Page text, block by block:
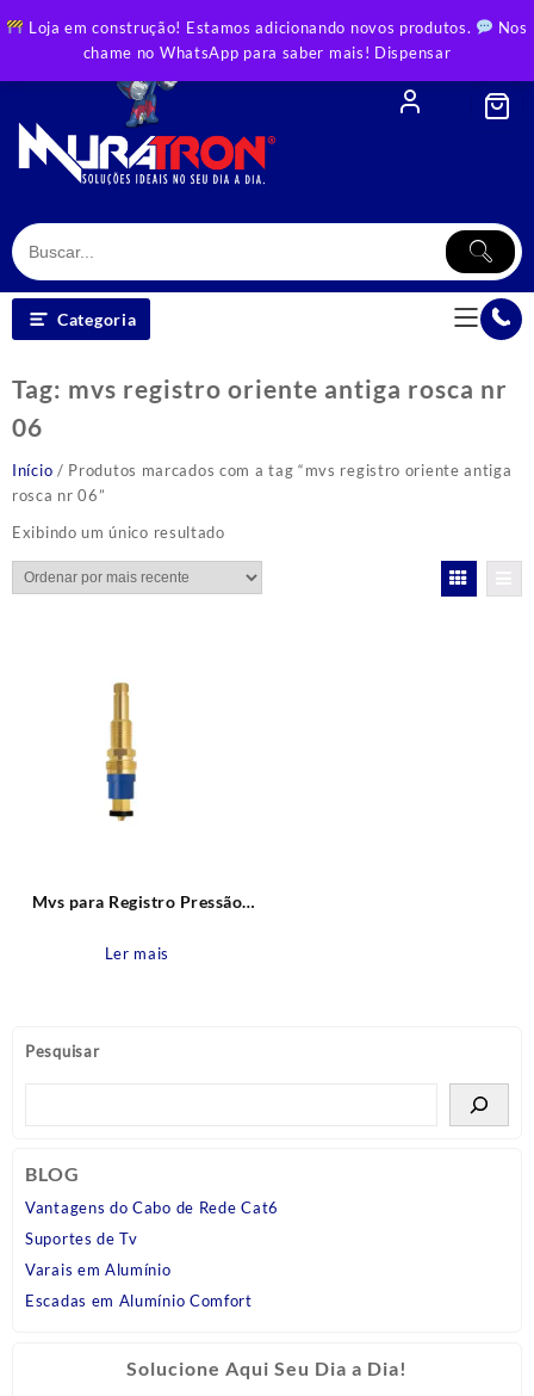
Loja em construção! Estamos adicionando novos produtos.
Nos
chame no WhatsApp para saber mais! Dispensar
to
Categoria
Pesquisar
BLOG
Vantagens do Cabo de Rede Cat6
Suportes de Tv
Varais em Alumínio
Escadas em Alumínio Comfort
Solucione Aqui Seu Dia a Dia!
Tag: mvs registro oriente antiga rosca nr
06
Início / Produtos marcados com a tag “mvs registro oriente antiga
rosca nr 06”
Exibindo um único resultado
Mvs para Registro Pressão
antiga Rosca nr. 06 Blukit
Ler mais